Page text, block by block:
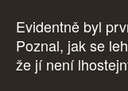
Evidentně byl
Poznal, jak se
že jí není